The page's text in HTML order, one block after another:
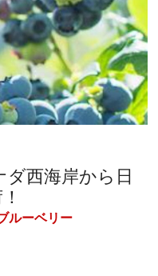
西海岸から日
ルーベリー